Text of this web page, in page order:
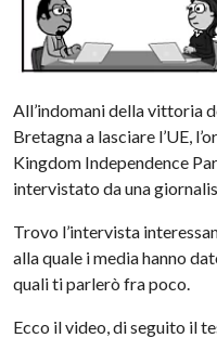
All’indomani della vittoria
Bretagna a lasciare l’UE,
Kingdom Independence
intervistato da una
Trovo l’intervista
alla quale i media hanno
quali ti parlerò fra poco.
Ecco il video, di seguito il